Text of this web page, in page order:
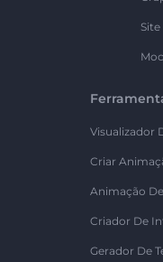
Site
Visualizador
Criar
Animação
Criador De
Gerador De